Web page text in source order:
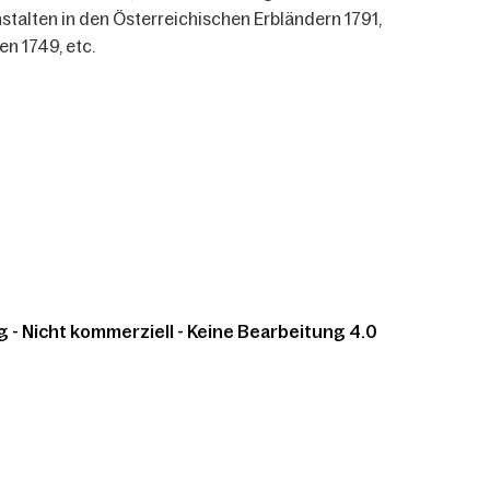
in den Österreichischen Erbländern 1791,
1749, etc.
- Nicht kommerziell - Keine Bearbeitung 4.0